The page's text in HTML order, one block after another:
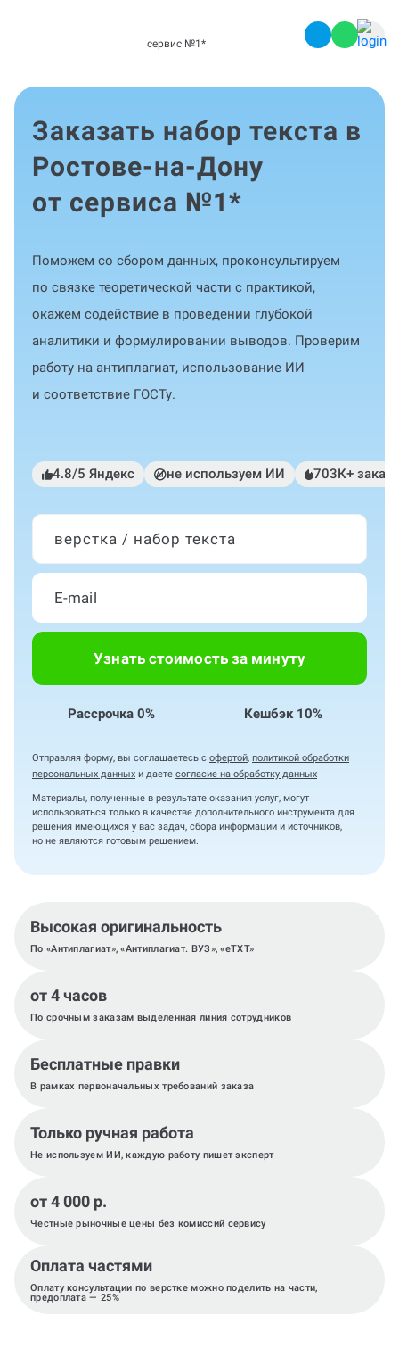
сервис №1 *
Заказать набор текста в
Ростове-на-Дону
от сервиса №1*
Поможем со сбором данных, проконсультируем
по связке теоретической части с практикой,
окажем содействие в проведении глубокой
аналитики и формулировании выводов. Проверим
работу на антиплагиат, использование ИИ
и соответствие ГОСТу.
4.8/5 Яндекс не используем ИИ 703К+
верстка / набор текста
Узнать стоимость за минуту
Рассрочка 0% Кешбэк 10%
Отправляя форму, вы соглашаетесь с офертой, политикой обработки
персональных данных и даете согласие на обработку данных
Материалы, полученные в результате оказания услуг, могут
использоваться только в качестве дополнительного инструмента для
решения имеющихся у вас задач, сбора информации и источников,
но не являются готовым решением.
Высокая оригинальность
По «Антиплагиат», «Антиплагиат. ВУЗ», «eTXT»
от 4 часов
По срочным заказам выделенная линия сотрудников
Бесплатные правки
В рамках первоначальных требований заказа
Только ручная работа
Не используем ИИ, каждую работу пишет эксперт
от 4 000 р.
Честные рыночные цены без комиссий сервису
Оплата частями
Оплату консультации по верстке можно поделить на части,
предоплата — 25%